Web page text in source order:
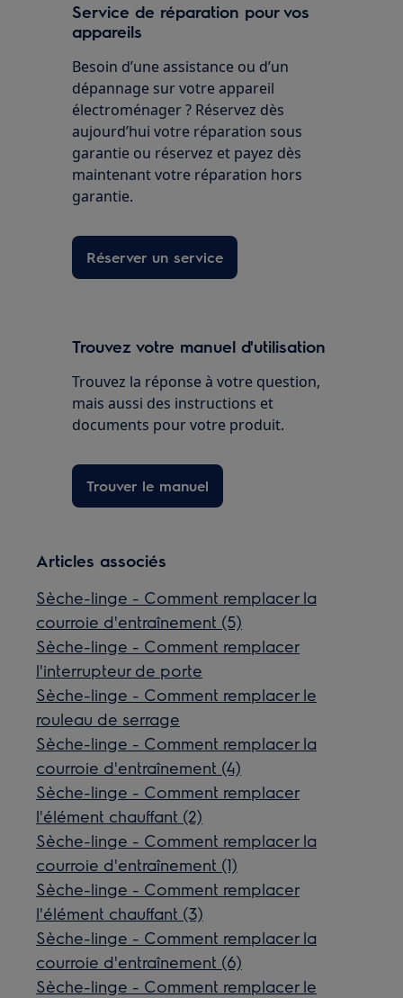
Service de réparation pour vos
appareils
Besoin d’une assistance ou d’un
dépannage sur votre appareil
électroménager ? Réservez dès
aujourd’hui votre réparation sous
garantie ou réservez et payez dès
maintenant votre réparation hors
garantie.
Réserver un service
Trouvez votre manuel d'utilisation
Trouvez la réponse à votre question,
mais aussi des instructions et
documents pour votre produit.
Trouver le manuel
Articles associés
Sèche-linge - Comment remplacer la
courroie d'entraînement (5)
Sèche-linge - Comment remplacer
l'interrupteur de porte
Sèche-linge - Comment remplacer le
rouleau de serrage
Sèche-linge - Comment remplacer la
courroie d'entraînement (4)
Sèche-linge - Comment remplacer
l'élément chauffant (2)
Sèche-linge - Comment remplacer la
courroie d'entraînement (1)
Sèche-linge - Comment remplacer
l'élément chauffant (3)
Sèche-linge - Comment remplacer la
courroie d'entraînement (6)
Sèche-linge - Comment remplacer le